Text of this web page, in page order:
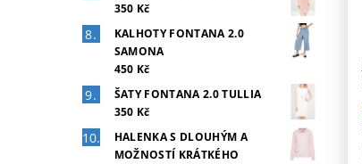
350 Kč
KALHOTY FONTANA 2.0
SAMONA
450 Kč
ŠATY FONTANA 2.0 TULLIA
350 Kč
HALENKA S DLOUHÝM A
MOŽNOSTÍ KRÁTKÉHO